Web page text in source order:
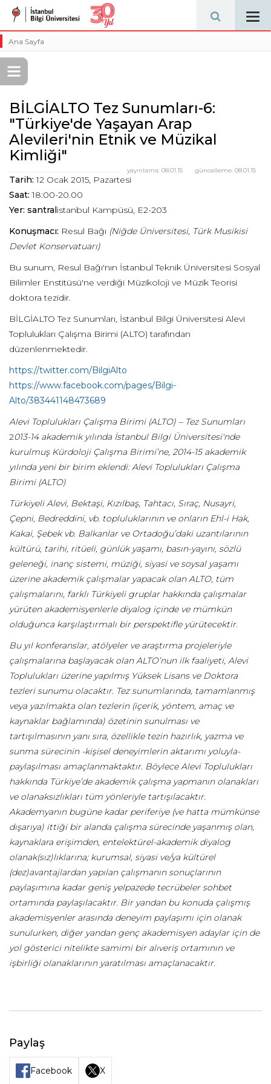
Ana Sayfa
BİLGİALTO Tez Sunumları-6:
"Türkiye'de Yaşayan Arap
Alevileri'nin Etnik ve Müzikal
Kimliği"
güncelleme: 08.01.15
yayınlama: 08.01.15
Tarih: 12 Ocak 2015, Pazartesi
Saat: 18:00-20.00
Yer: santralistanbul Kampüsü, E2-203
Konuşmacı: Resul Bağı (Niğde Üniversitesi, Türk Musikisi
Devlet Konservatuarı)
Bu sunum, Resul Bağı'nın İstanbul Teknik Üniversitesi Sosyal
Bilimler Enstitüsü'ne verdiği Müzikoloji ve Müzik Teorisi
doktora tezidir.
BİLGİALTO Tez Sunumları, İstanbul Bilgi Üniversitesi Alevi
Toplulukları Çalışma Birimi (ALTO) tarafından
düzenlenmektedir.
https://twitter.com/BilgiAlto
https://www.facebook.com/pages/Bilgi-
Alto/383441148473689
Alevi Toplulukları Çalışma Birimi (ALTO) – Tez Sunumları
2013-14 akademik yılında İstanbul Bilgi Üniversitesi'nde
kurulmuş Kürdoloji Çalışma Birimi’ne, 2014-15 akademik
yılında yeni bir birim eklendi: Alevi Toplulukları Çalışma
Birimi (ALTO)
Türkiyeli Alevi, Bektaşi, Kızılbaş, Tahtacı, Sıraç, Nusayri,
Çepni, Bedreddini, vb. topluluklarının ve onların Ehl-i Hak,
Kakai, Şebek vb. Balkanlar ve Ortadoğu’daki uzantılarının
kültürü, tarihi, ritüeli, günlük yaşamı, basın-yayını, sözlü
geleneği, inanç sistemi, müziği, siyasi ve soysal yaşamı
üzerine akademik çalışmalar yapacak olan ALTO, tüm
çalışmalarını, farklı Türkiyeli gruplar hakkında çalışmalar
yürüten akademisyenlerle diyalog içinde ve mümkün
olduğunca karşılaştırmalı bir perspektifle yürütecektir.
Bu yıl konferanslar, atölyeler ve araştırma projeleriyle
çalışmalarına başlayacak olan ALTO’nun ilk faaliyeti, Alevi
Toplulukları üzerine yapılmış Yüksek Lisans ve Doktora
tezleri sunumu olacaktır. Tez sunumlarında, tamamlanmış
veya yazılmakta olan tezlerin (içerik, yöntem, amaç ve
kaynaklar bağlamında) özetinin sunulması ve
tartışılmasının yanı sıra, özellikle tezin hazırlık, yazma ve
sunma sürecinin -kişisel deneyimlerin aktarımı yoluyla-
paylaşılması amaçlanmaktaktır. Böylece Alevi Toplulukları
hakkında Türkiye’de akademik çalışma yapmanın olanakları
ve olanaksızlıkları tüm yönleriyle tartışılacaktır.
Akademyanın bugüne kadar periferiye (ve hatta mümkünse
dışarıya) ittiği bir alanda çalışma sürecinde yaşanmış olan,
kaynaklara erişimden, entelektürel-akademik diyalog
olanak(sız)lıklarına; kurumsal, siyasi ve/ya kültürel
(dez)avantajlardan yapılan çalışmanın sonuçlarının
paylaşımına kadar geniş yelpazede tecrübeler sohbet
ortamında paylaşılacaktır. Bir yandan bu konuda çalışmış
akademisyenler arasında deneyim paylaşımı için olanak
sunulurken, diğer yandan genç akademisyen adaylar için de
yol gösterici nitelikte samimi bir alıveriş ortamının ve
işbirliği olanaklarının yaratılması amaçlanacaktır.
Paylaş
Facebook X